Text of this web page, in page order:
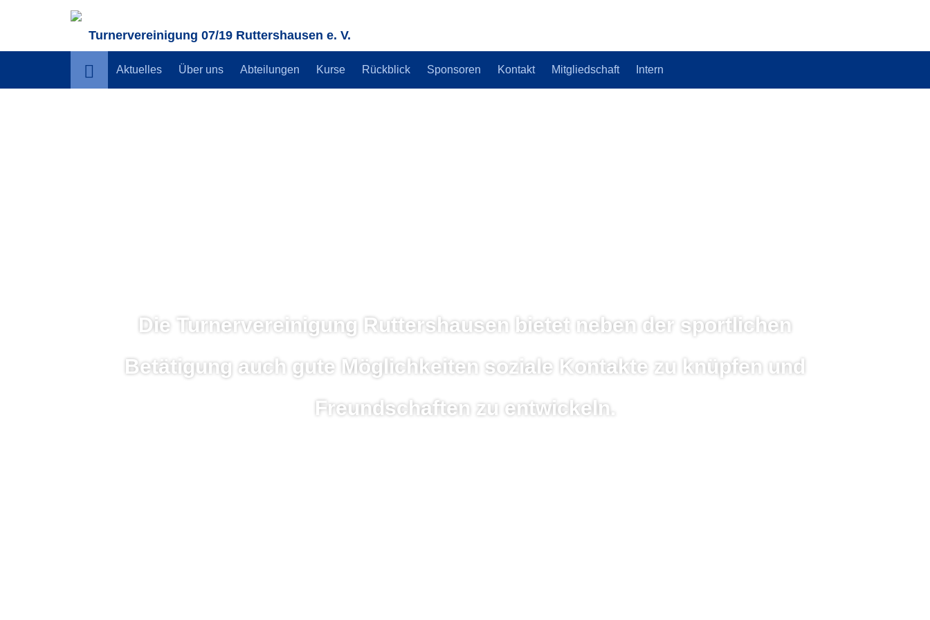
Turnervereinigung 07/19 Ruttershausen e. V.
Aktuelles Über uns Abteilungen Kurse Rückblick Sponsoren Kontakt Mitgliedschaft Intern
Die Turnervereinigung Ruttershausen bietet neben der sportlichen
Betätigung auch gute Möglichkeiten soziale Kontakte zu knüpfen und
Freundschaften zu entwickeln.